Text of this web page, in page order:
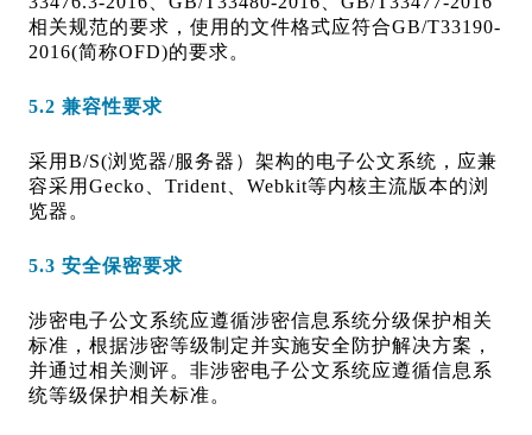
相关规范的要求，使用的文件格式应符合GB/T33190-
2016(简称OFD)的要求。
5.2 兼容性要求
采用B/S(浏览器/服务器）架构的电子公文系统，应兼
容采用Gecko、Trident、Webkit等内核主流版本的浏
览器。
5.3 安全保密要求
涉密电子公文系统应遵循涉密信息系统分级保护相关
标准，根据涉密等级制定并实施安全防护解决方案，
并通过相关测评。 非涉密电子公文系统应遵循信息系
统等级保护相关标准。